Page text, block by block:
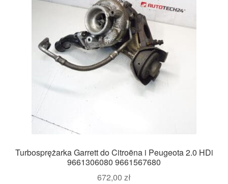
Turbosprężarka Garrett do Citroëna i Peugeota 2.0 HDi
9661306080 9661567680
672,00 zł